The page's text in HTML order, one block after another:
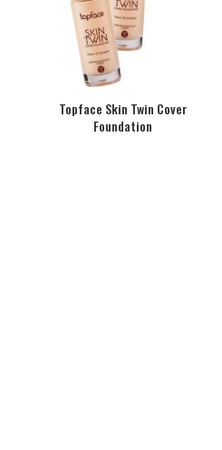
Topface Skin Twin Cover
Foundation